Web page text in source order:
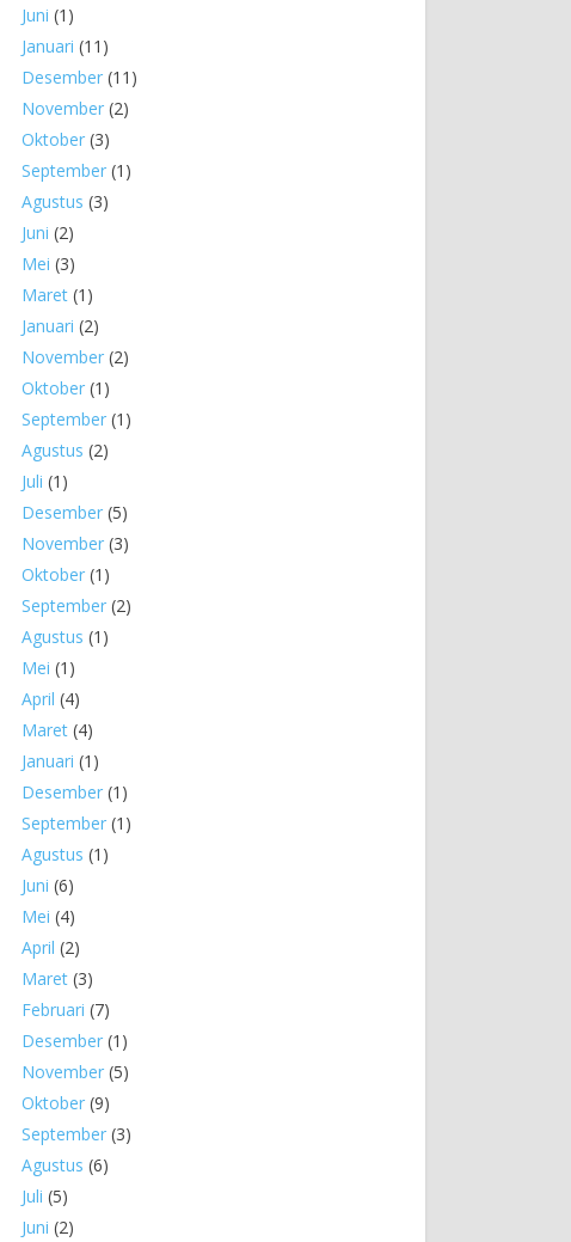
Juni (1)
Januari (11)
Desember (11)
November (2)
Oktober (3)
September (1)
Agustus (3)
Juni (2)
Mei (3)
Maret (1)
Januari (2)
November (2)
Oktober (1)
September (1)
Agustus (2)
Juli (1)
Desember (5)
November (3)
Oktober (1)
September (2)
Agustus (1)
Mei (1)
April (4)
Maret (4)
Januari (1)
Desember (1)
September (1)
Agustus (1)
Juni (6)
Mei (4)
April (2)
Maret (3)
Februari (7)
Desember (1)
November (5)
Oktober (9)
September (3)
Agustus (6)
Juli (5)
Juni (2)